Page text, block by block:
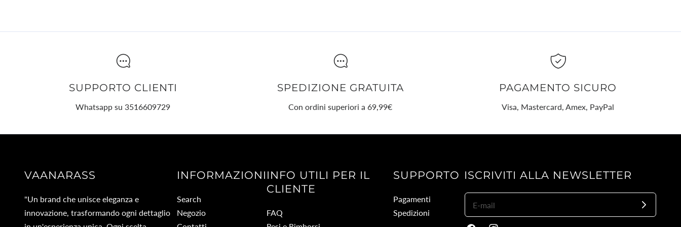
SUPPORTO CLIENTI
Whatsapp su 3516609729
SPEDIZIONE GRATUITA
Con ordini superiori a 69,99€
PAGAMENTO SICURO
Visa, Mastercard, Amex, PayPal
VAANARASS
"Un brand che unisce eleganza e
innovazione, trasformando ogni dettaglio
INFORMAZIONI
Search
Negozio
INFO UTILI PER IL
CLIENTE
FAQ
SUPPORTO
Pagamenti
Spedizioni
ISCRIVITI ALLA NEWSLETTER